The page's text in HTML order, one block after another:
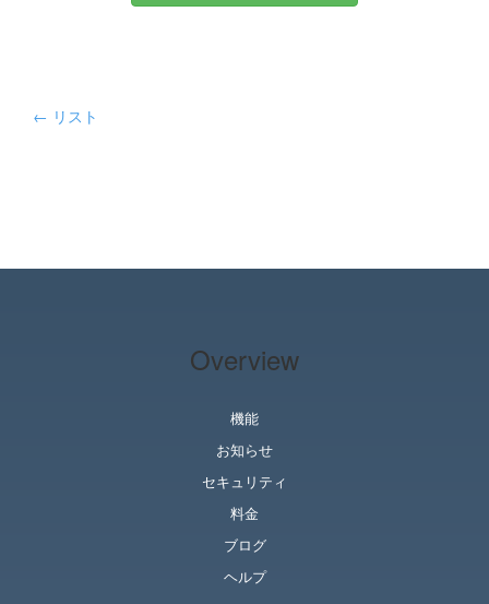
← リスト
Overview
機能
お知らせ
セキュリティ
料金
ブログ
ヘルプ